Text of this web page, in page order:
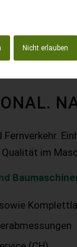
Nicht erlauben
Fernverkehr.
im